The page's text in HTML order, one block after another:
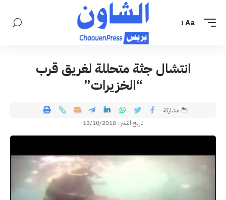
Aa
انتشال جثة متحللة لغريق قرب
“الخزيرات”
تاريخ النشر : 13/10/2018
مشاركة